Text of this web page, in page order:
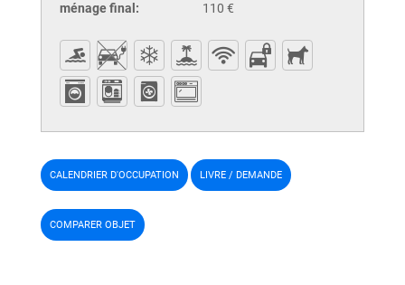
ménage final:
110 €
CALENDRIER D'OCCUPATION LIVRE / DEMANDE
COMPARER OBJET